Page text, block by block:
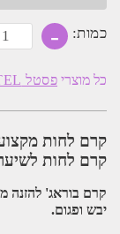
כמות: -
כמות
של
לחות
והזנה
לשיער
מ"ל
פסטל
כל מוצרי פסטל PASTEL
קרם לחות
קרם בוראג' להזנה
יבש ופגום.